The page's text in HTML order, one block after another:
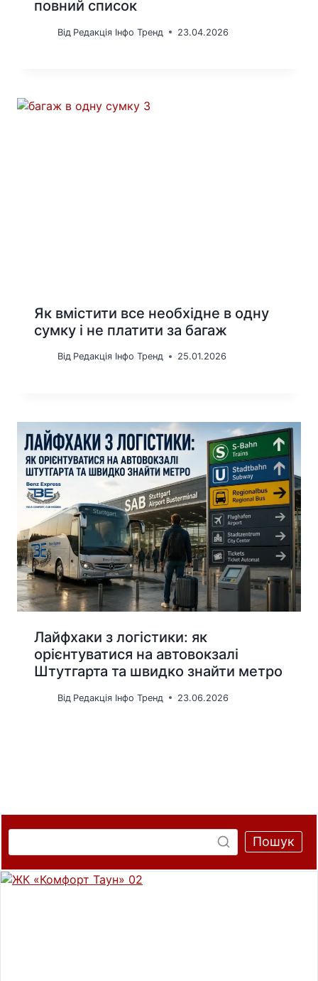
повний список
Від Редакція Інфо Тренд 23.04.2026
Як вмістити все необхідне в одну
сумку і не платити за багаж
Від Редакція Інфо Тренд 25.01.2026
Лайфхаки з логістики: як
орієнтуватися на автовокзалі
Штутгарта та швидко знайти метро
Від Редакція Інфо Тренд 23.06.2026
Пошук